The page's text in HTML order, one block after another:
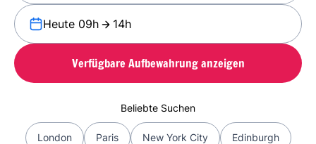
Heute 09h 14h
Verfügbare Aufbewahrung anzeigen
Beliebte Suchen
London Paris New York City Edinburgh